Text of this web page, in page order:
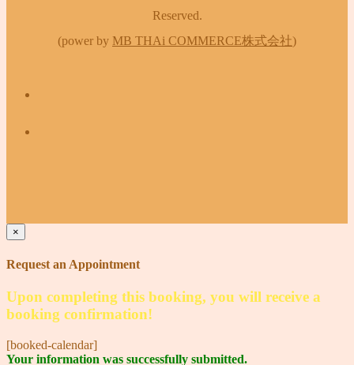
Reserved.
(power by MB THAi COMMERCE株式会社)
×
Request an Appointment
Upon completing this booking, you will receive a
booking confirmation!
[booked-calendar]
Your information was successfully submitted.